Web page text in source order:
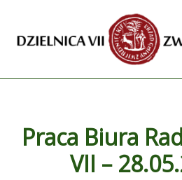
treści
Praca Biura
VII –